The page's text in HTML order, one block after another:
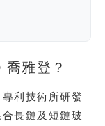
雅登？
利技術所研發
長鏈及短鏈玻